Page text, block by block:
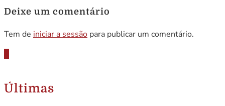
Deixe um comentário
Tem de iniciar a sessão para publicar um comentário.
Últimas